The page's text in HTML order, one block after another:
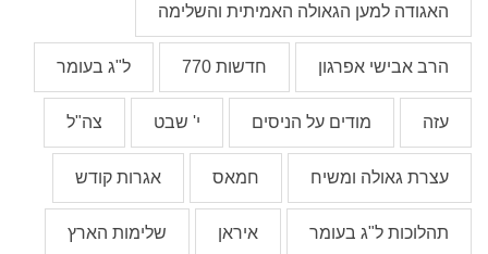
האגודה למען הגאולה האמיתית והשלימה
הרב אבישי אפרגון חדשות 770 ל"ג בעומר
עזה מודים על הניסים י' שבט צה"ל
עצרת גאולה ומשיח חמאס אגרות קודש
תהלוכות ל"ג בעומר איראן שלימות הארץ